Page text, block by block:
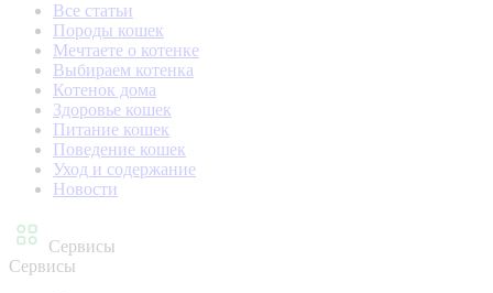
Все статьи
Породы кошек
Мечтаете о котенке
Выбираем котенка
Котенок дома
Здоровье кошек
Питание кошек
Поведение кошек
Уход и содержание
Новости
Сервисы
Сервисы